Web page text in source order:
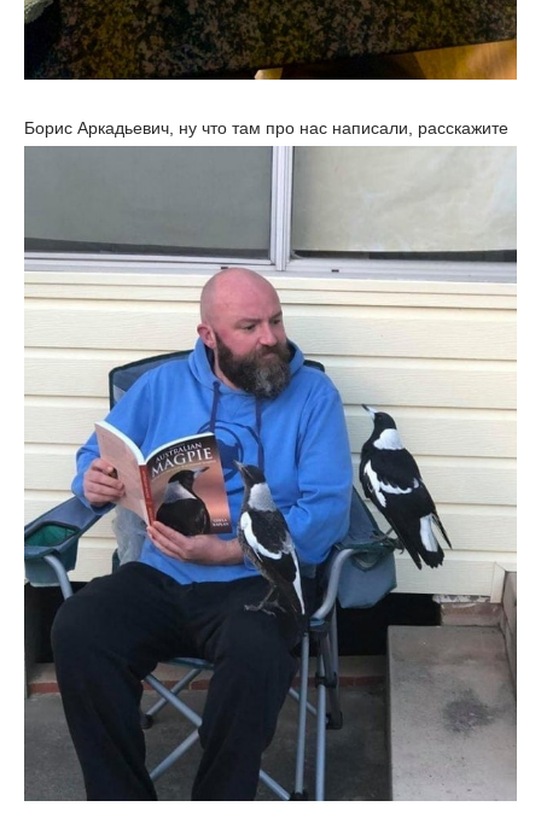
Борис Аркадьевич, ну что там про нас написали, расскажите